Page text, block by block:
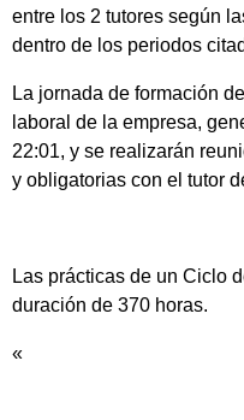
entre los 2 tutores según
dentro de los periodos
La jornada de formación
laboral de la empresa,
22:01, y se realizarán
y obligatorias con el tutor
Las prácticas de un Ciclo
duración de 370 horas.
«